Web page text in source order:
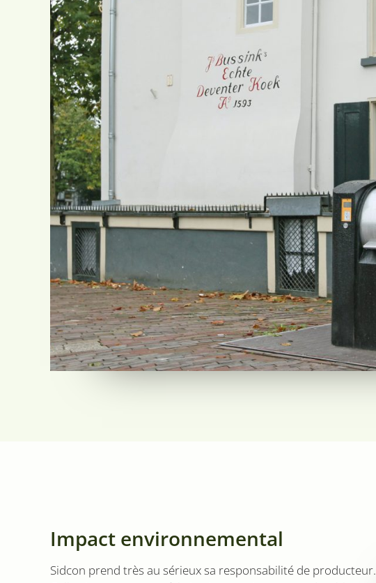
Impact environnemental
Sidcon prend très au sérieux sa responsabilité de producteur.